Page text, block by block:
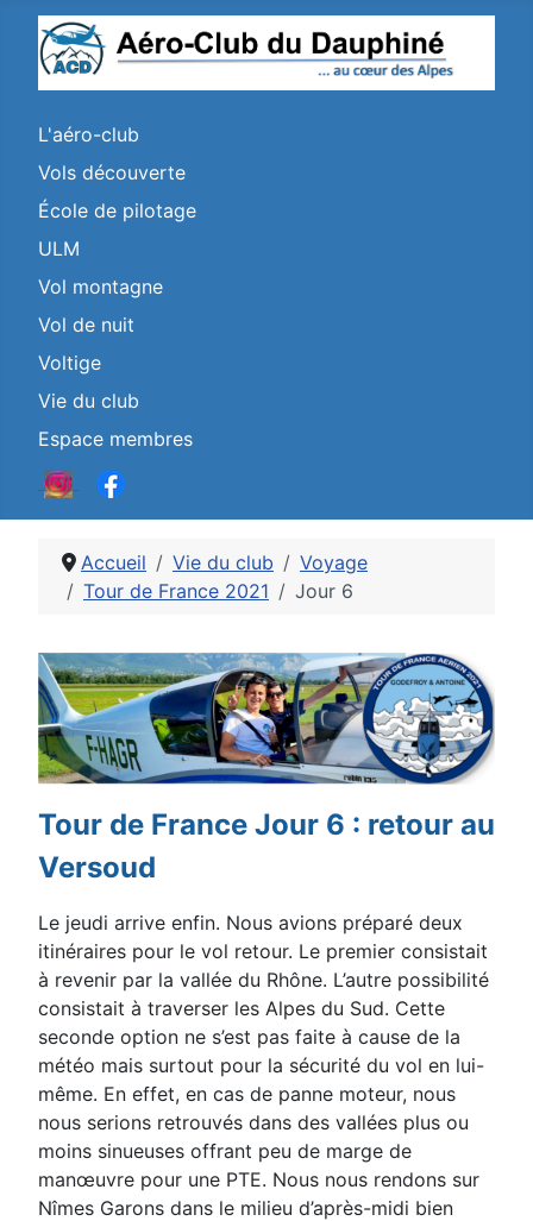
L'aéro-club
Vols découverte
École de pilotage
ULM
Vol montagne
Vol de nuit
Voltige
Vie du club
Espace membres
Accueil Vie du club
Voyage
Tour de France 2021
Jour 6
Détails
Tour de France Jour 6 : retour au
Versoud
Le jeudi arrive enfin. Nous avions préparé deux
itinéraires pour le vol retour. Le premier consistait
à revenir par la vallée du Rhône. L’autre possibilité
consistait à traverser les Alpes du Sud. Cette
seconde option ne s’est pas faite à cause de la
météo mais surtout pour la sécurité du vol en lui-
même. En effet, en cas de panne moteur, nous
nous serions retrouvés dans des vallées plus ou
moins sinueuses offrant peu de marge de
manœuvre pour une PTE. Nous nous rendons sur
Nîmes Garons dans le milieu d’après-midi bien